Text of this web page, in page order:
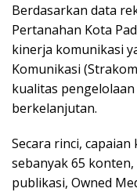
Berdasarkan data
Pertanahan Kota
kinerja komunikasi
Komunikasi
kualitas
berkelanjutan.
Secara rinci,
sebanyak 65
publikasi, Owned